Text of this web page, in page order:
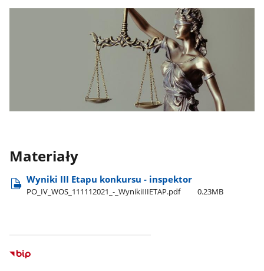
Materiały
Wyniki III Etapu konkursu - inspektor
PO​_IV​_WOS​_111112021​_-​_WynikiIIIETAP.pdf 0.23MB